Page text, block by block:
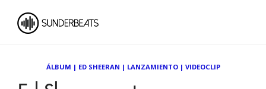
ÁLBUM | ED SHEERAN | LANZAMIENTO| VIDEOCLIP